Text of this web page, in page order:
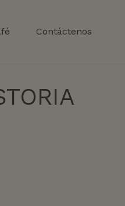
Contáctenos